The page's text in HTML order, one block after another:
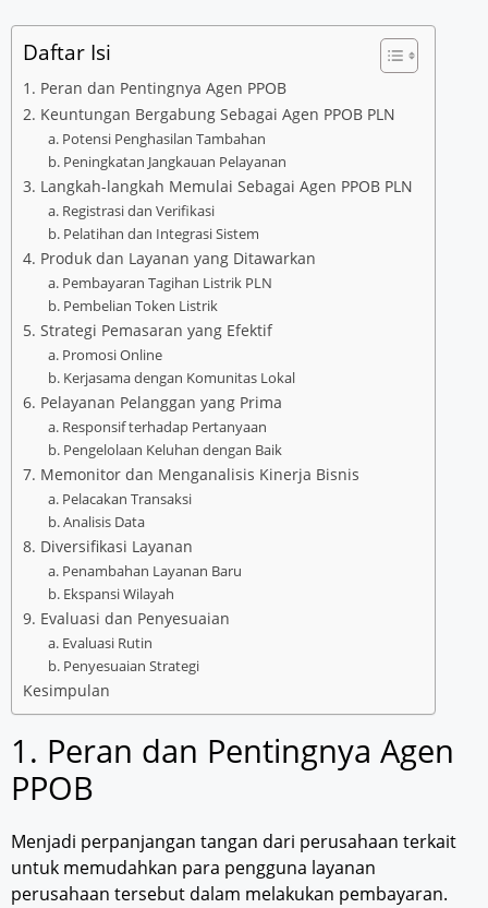
Daftar Isi
1. Peran dan Pentingnya Agen PPOB
2. Keuntungan Bergabung Sebagai Agen PPOB PLN
a. Potensi Penghasilan Tambahan
b. Peningkatan Jangkauan Pelayanan
3. Langkah-langkah Memulai Sebagai Agen PPOB PLN
a. Registrasi dan Verifikasi
b. Pelatihan dan Integrasi Sistem
4. Produk dan Layanan yang Ditawarkan
a. Pembayaran Tagihan Listrik PLN
b. Pembelian Token Listrik
5. Strategi Pemasaran yang Efektif
a. Promosi Online
b. Kerjasama dengan Komunitas Lokal
6. Pelayanan Pelanggan yang Prima
a. Responsif terhadap Pertanyaan
b. Pengelolaan Keluhan dengan Baik
7. Memonitor dan Menganalisis Kinerja Bisnis
a. Pelacakan Transaksi
b. Analisis Data
8. Diversifikasi Layanan
a. Penambahan Layanan Baru
b. Ekspansi Wilayah
9. Evaluasi dan Penyesuaian
a. Evaluasi Rutin
b. Penyesuaian Strategi
Kesimpulan
1. Peran dan Pentingnya Agen
PPOB
Menjadi perpanjangan tangan dari perusahaan terkait
untuk memudahkan para pengguna layanan
perusahaan tersebut dalam melakukan pembayaran.